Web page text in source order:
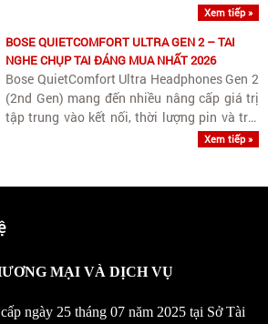
Xem tiếp »
BOSE QUIETCOMFORT ULTRA GEN 2 – TAI
NGHE CHỤP TAI ĐÁNG MUA NHẤT 2026
Bose QuietComfort Ultra Headphones Gen 2
(2nd Gen) mang đến nhiều nâng cấp giá trị
tập trung vào kết nối, thời lượng pin và trải
Xem tiếp »
MẠI VÀ DỊCH VỤ
cấp ngày 25 tháng 07 năm 2025 tại Sở Tài